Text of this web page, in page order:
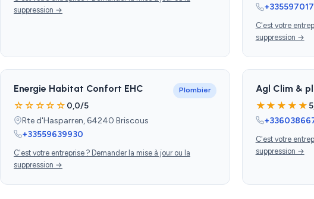
suppression →
C'est votre
suppression →
Energie Habitat Confort EHC Plombier
☆☆☆☆☆ 0,0/5
Rte d'Hasparren, 64240 Briscous
+33559639930
C'est votre entreprise ? Demander la mise à jour ou la
suppression →
Agl Clim &
★★★★★
C'est votre
suppression →